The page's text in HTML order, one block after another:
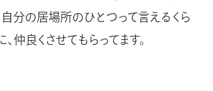
自分の居場所のひとつって言えるくら
、仲良くさせてもらってます。